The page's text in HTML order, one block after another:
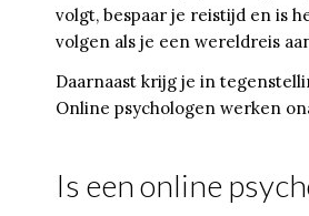
volgt, bespaar je reistijd en is
volgen als je een wereldreis
Daarnaast krijg je in
Online psychologen werken
Is een online